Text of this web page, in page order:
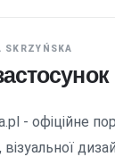
SKRZYŃSKA
- офіційне